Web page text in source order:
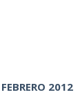
FEBRERO 2012